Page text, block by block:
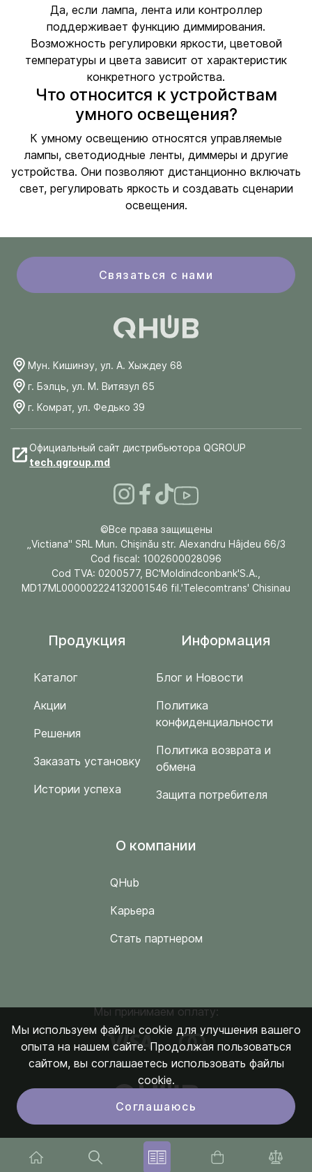
Да, если лампа, лента или контроллер
поддерживает функцию диммирования.
Возможность регулировки яркости, цветовой
температуры и цвета зависит от характеристик
конкретного устройства.
Что относится к устройствам
умного освещения?
К умному освещению относятся управляемые
лампы, светодиодные ленты, диммеры и другие
устройства. Они позволяют дистанционно включать
свет, регулировать яркость и создавать сценарии
освещения.
Связаться с нами
Мун. Кишинэу, ул. А. Хыждеу 68
г. Бэлць, ул. М. Витязул 65
г. Комрат, ул. Федько 39
Официальный сайт дистрибьютора QGROUP
tech.qgroup.md
©Все права защищены
„Victiana" SRL Mun. Chişinău str. Alexandru Hâjdeu 66/3
Cod fiscal: 1002600028096
Cod TVA: 0200577, BC'Moldindconbank'S.A.,
MD17ML000002224132001546 fil.'Telecomtrans' Chisinau
Продукция
Каталог
Акции
Решения
Заказать установку
Истории успеха
Информация
Блог и Новости
Политика
конфиденциальности
Политика возврата и
обмена
Защита потребителя
O компании
QHub
Карьера
Стать партнером
Мы принимаем оплату:
Мы используем файлы cookie для улучшения вашего
опыта на нашем сайте. Продолжая пользоваться
сайтом, вы соглашаетесь использовать файлы
cookie.
Соглашаюсь